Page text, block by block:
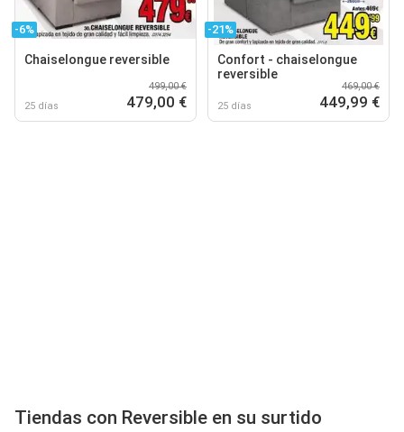
-6%
Chaiselongue reversible
25 días
499,00 €
479,00 €
-21%
Confort - chaiselongue
reversible
25 días
469,00 €
449,99 €
Tiendas con Reversible en su surtido